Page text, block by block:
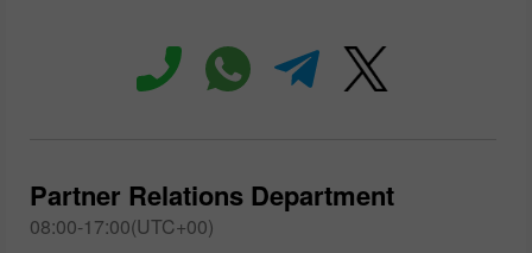
Partner Relations Department
08:00-17:00(UTC+00)